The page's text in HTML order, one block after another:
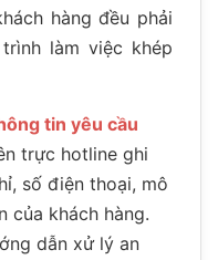
hàng đều phải
làm việc khép
tin yêu cầu
trực hotline ghi
số điện thoại, mô
của khách hàng.
dẫn xử lý an